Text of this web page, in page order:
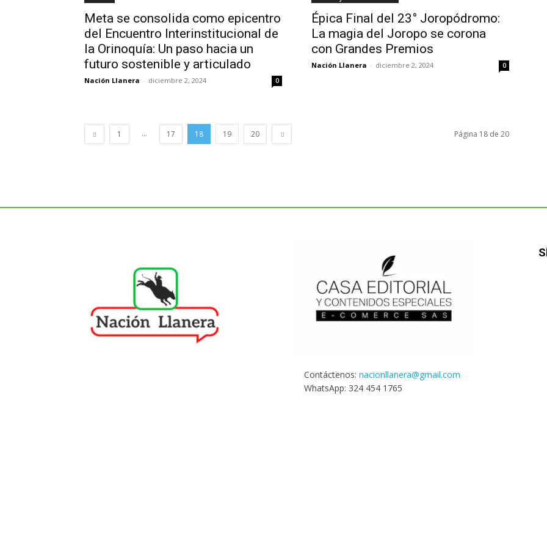
Meta se consolida como epicentro
del Encuentro Interinstitucional de
la Orinoquía: Un paso hacia un
futuro sostenible y articulado
Nación Llanera - diciembre 2, 2024 0
Épica Final del 23° Joropódromo:
La magia del Joropo se corona
con Grandes Premios
Nación Llanera - diciembre 2, 2024 0
1 ... 17 18 19 20 Página 18 de 20
Contáctenos: nacionllanera@gmail.com
WhatsApp: 324 454 1765